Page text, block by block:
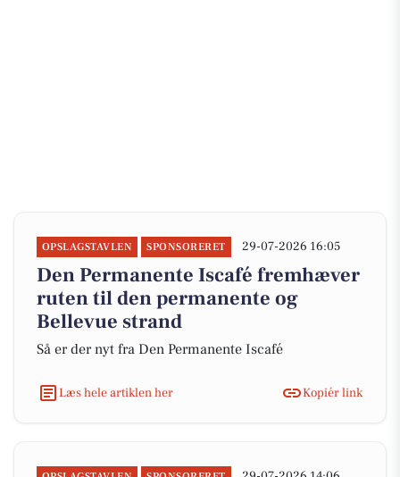
OPSLAGSTAVLEN SPONSORERET 29-07-2026 16:05
Den Permanente Iscafé fremhæver
ruten til den permanente og
Bellevue strand
Så er der nyt fra Den Permanente Iscafé
Læs hele artiklen her Kopiér link